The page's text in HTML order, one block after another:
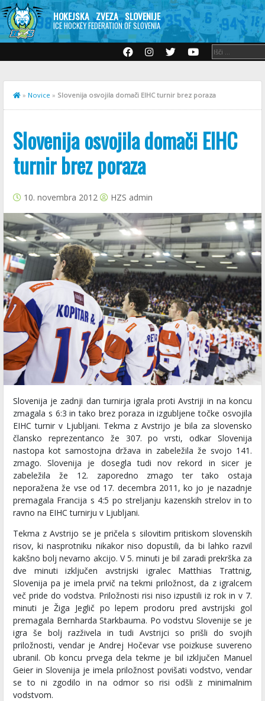
HOKEJSKA ZVEZA SLOVENIJE
ICE HOCKEY FEDERATION OF SLOVENIA
» Novice » Slovenija osvojila domači EIHC turnir brez poraza
Slovenija osvojila domači EIHC
turnir brez poraza
10. novembra 2012 HZS admin
Slovenija je zadnji dan turnirja igrala proti Avstriji in na koncu
zmagala s 6:3 in tako brez poraza in izgubljene točke osvojila
EIHC turnir v Ljubljani. Tekma z Avstrijo je bila za slovensko
člansko reprezentanco že 307. po vrsti, odkar Slovenija
nastopa kot samostojna država in zabeležila že svojo 141.
zmago. Slovenija je dosegla tudi nov rekord in sicer je
zabeležila že 12. zaporedno zmago ter tako ostaja
neporažena že vse od 17. decembra 2011, ko jo je nazadnje
premagala Francija s 4:5 po streljanju kazenskih strelov in to
ravno na EIHC turnirju v Ljubljani.
Tekma z Avstrijo se je pričela s silovitim pritiskom slovenskih
risov, ki nasprotniku nikakor niso dopustili, da bi lahko razvil
kakšno bolj nevarno akcijo. V 5. minuti je bil zaradi prekrška za
dve minuti izključen avstrijski igralec Matthias Trattnig,
Slovenija pa je imela prvič na tekmi priložnost, da z igralcem
več pride do vodstva. Priložnosti risi niso izpustili iz rok in v 7.
minuti je Žiga Jeglič po lepem prodoru pred avstrijski gol
premagala Bernharda Starkbauma. Po vodstvu Slovenije se je
igra še bolj razživela in tudi Avstrijci so prišli do svojih
priložnosti, vendar je Andrej Hočevar vse poizkuse suvereno
ubranil. Ob koncu prvega dela tekme je bil izključen Manuel
Geier in Slovenija je imela priložnost povišati vodstvo, vendar
se to ni zgodilo in na odmor so risi odšli z minimalnim
vodstvom.